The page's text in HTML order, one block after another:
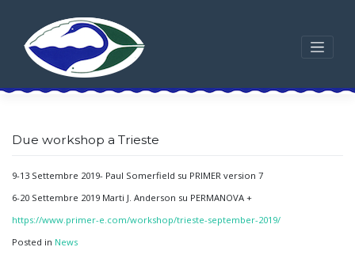
Due workshop a Trieste
9-13 Settembre 2019- Paul Somerfield su PRIMER version 7
6-20 Settembre 2019 Marti J. Anderson su PERMANOVA +
https://www.primer-e.com/workshop/trieste-september-2019/
Posted in News